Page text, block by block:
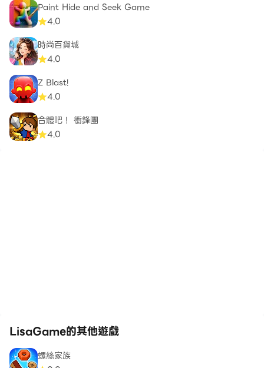
Paint Hide and Seek Game
4.0
時尚百貨城
4.0
Z Blast!
4.0
合體吧！ 衝鋒團
4.0
LisaGame的其他遊戲
螺絲家族